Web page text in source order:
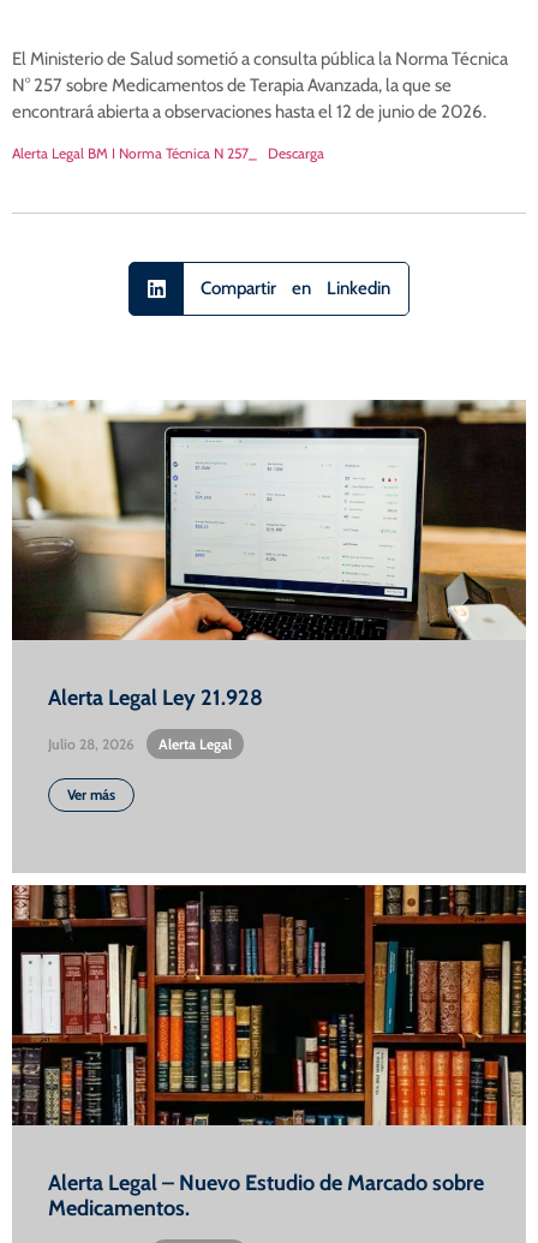
El Ministerio de Salud sometió a consulta pública la Norma Técnica
N° 257 sobre Medicamentos de Terapia Avanzada, la que se
encontrará abierta a observaciones hasta el 12 de junio de 2026.
Alerta Legal BM I Norma Técnica N 257_ Descarga
Compartir en Linkedin
Alerta Legal Ley 21.928
Julio 28, 2026 Alerta Legal
Ver más
Alerta Legal – Nuevo Estudio de Marcado sobre
Medicamentos.